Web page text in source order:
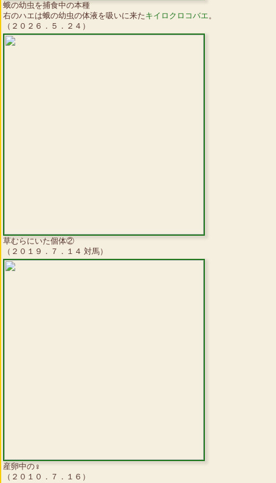
蛾の幼虫を捕食中の本種
右のハエは蛾の幼虫の体液を吸いに来たキイロクロコバエ。
（２０２６．５．２４）
草むらにいた個体②
（２０１９．７．１４ 対馬）
産卵中の♀
（２０１０．７．１６）